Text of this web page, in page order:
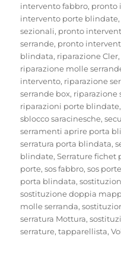
intervento fabbro, pronto
intervento porte blindate,
sezionali, pronto
serrande, pronto
blindata, riparazione Cler,
riparazione molle
intervento, riparazione
serrande box, riparazione
riparazioni porte blindate,
sblocco saracinesche,
serramenti aprire porta
serratura porta blindata,
blindate,Serrature fichet
porte,sos fabbro,sos
porta blindata,
sostituzione doppia
molle serranda,
serratura Mottura,
serrature,tapparellista,